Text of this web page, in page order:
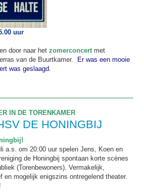
uur
door naar het zomerconcertmet
van de Buurtkamer.
Er was een mooie
was geslaagd.
IN DE TORENKAMER
DE HONINGBIJ
a.s. om 20:00 uur spelen Jens, Koen en
de Honingbij spontaan korte scènes
(Torenbewoners). Vermakelijk,
en mogelijk enigszins ontregelend theater.